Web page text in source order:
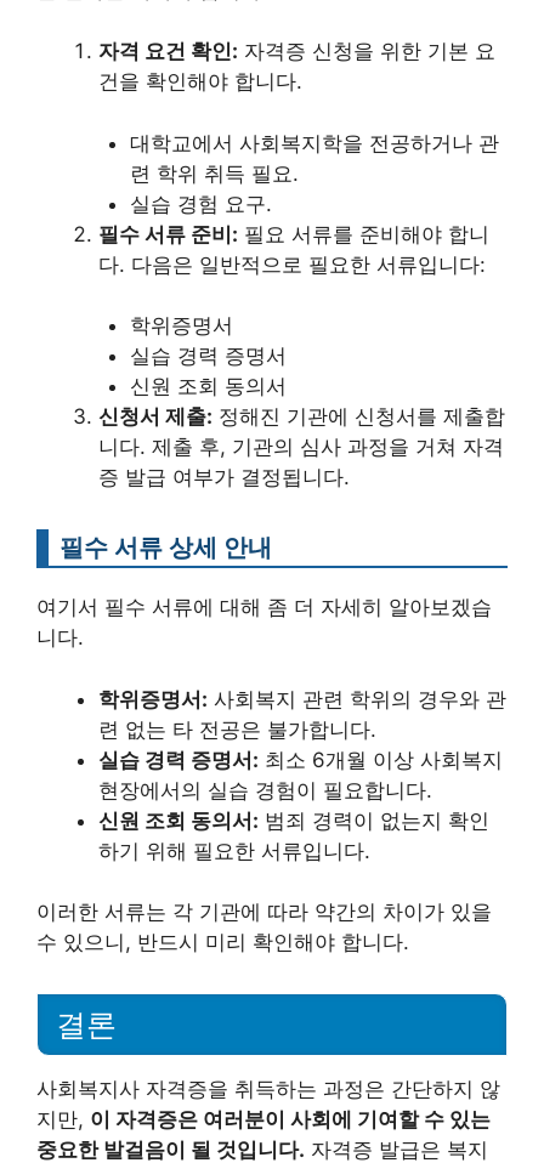
자격 요건 확인: 자격증 신청을 위한 기본 요
건을 확인해야 합니다.
대학교에서 사회복지학을 전공하거나 관
련 학위 취득 필요.
실습 경험 요구.
필수 서류 준비: 필요 서류를 준비해야 합니
다. 다음은 일반적으로 필요한 서류입니다:
학위증명서
실습 경력 증명서
신원 조회 동의서
신청서 제출: 정해진 기관에 신청서를 제출합
니다. 제출 후, 기관의 심사 과정을 거쳐 자격
증 발급 여부가 결정됩니다.
필수 서류 상세 안내
여기서 필수 서류에 대해 좀 더 자세히 알아보겠습
니다.
학위증명서: 사회복지 관련 학위의 경우와 관
련 없는 타 전공은 불가합니다.
실습 경력 증명서: 최소 6개월 이상 사회복지
현장에서의 실습 경험이 필요합니다.
신원 조회 동의서: 범죄 경력이 없는지 확인
하기 위해 필요한 서류입니다.
이러한 서류는 각 기관에 따라 약간의 차이가 있을
수 있으니, 반드시 미리 확인해야 합니다.
결론
사회복지사 자격증을 취득하는 과정은 간단하지 않
지만, 이 자격증은 여러분이 사회에 기여할 수 있는
중요한 발걸음이 될 것입니다. 자격증 발급은 복지